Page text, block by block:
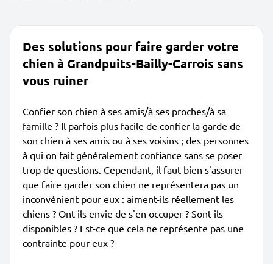
Des solutions pour faire garder votre
chien à Grandpuits-Bailly-Carrois sans
vous ruiner
Confier son chien à ses amis/à ses proches/à sa
famille ? Il parfois plus facile de confier la garde de
son chien à ses amis ou à ses voisins ; des personnes
à qui on fait généralement confiance sans se poser
trop de questions. Cependant, il faut bien s'assurer
que faire garder son chien ne représentera pas un
inconvénient pour eux : aiment-ils réellement les
chiens ? Ont-ils envie de s'en occuper ? Sont-ils
disponibles ? Est-ce que cela ne représente pas une
contrainte pour eux ?